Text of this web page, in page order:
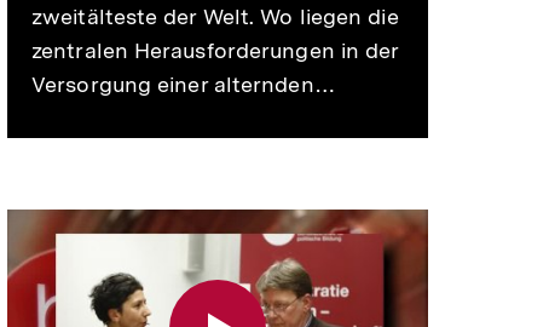
zweitälteste der Welt. Wo liegen die
zentralen Herausforderungen in der
Versorgung einer alternden…